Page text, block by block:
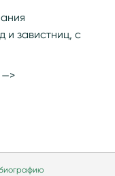
и завистниц, с